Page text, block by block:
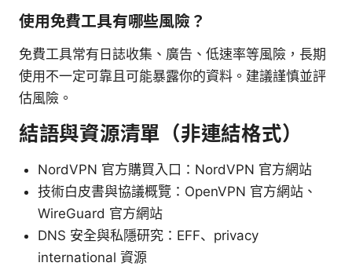
使用免費工具有哪些風險？
免費工具常有日誌收集、廣告、低速率等風險，長期
使用不一定可靠且可能暴露你的資料。建議謹慎並評
估風險。
結語與資源清單（非連結格式）
NordVPN 官方購買入口：NordVPN 官方網站
技術白皮書與協議概覽：OpenVPN 官方網站、
WireGuard 官方網站
DNS 安全與私隱研究：EFF、privacy
international 資源